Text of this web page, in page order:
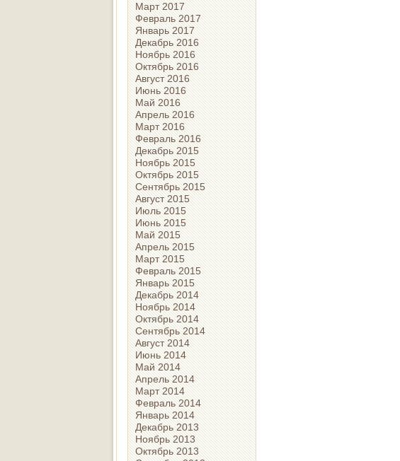
Март 2017
Февраль 2017
Январь 2017
Декабрь 2016
Ноябрь 2016
Октябрь 2016
Август 2016
Июнь 2016
Май 2016
Апрель 2016
Март 2016
Февраль 2016
Декабрь 2015
Ноябрь 2015
Октябрь 2015
Сентябрь 2015
Август 2015
Июль 2015
Июнь 2015
Май 2015
Апрель 2015
Март 2015
Февраль 2015
Январь 2015
Декабрь 2014
Ноябрь 2014
Октябрь 2014
Сентябрь 2014
Август 2014
Июнь 2014
Май 2014
Апрель 2014
Март 2014
Февраль 2014
Январь 2014
Декабрь 2013
Ноябрь 2013
Октябрь 2013